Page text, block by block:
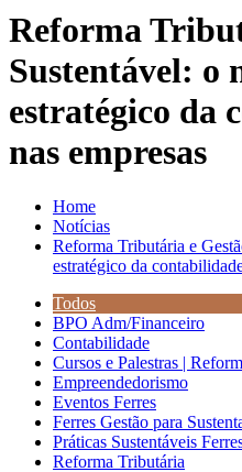
Reforma
Sustentável: o
estratégico da
nas empresas
Home
Notícias
Reforma Tributária e
estratégico da
Todos
BPO Adm/Financeiro
Contabilidade
Cursos e Palestras |
Empreendedorismo
Eventos Ferres
Ferres Gestão para
Práticas Sustentáveis
Reforma Tributária